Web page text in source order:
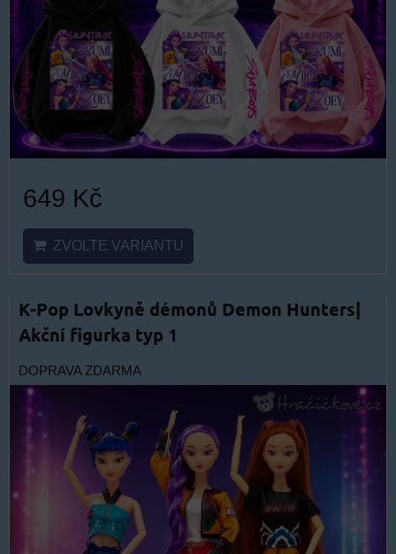
649 Kč
ZVOLTE VARIANTU
K-Pop Lovkyně démonů Demon Hunters|
Akční figurka typ 1
DOPRAVA ZDARMA